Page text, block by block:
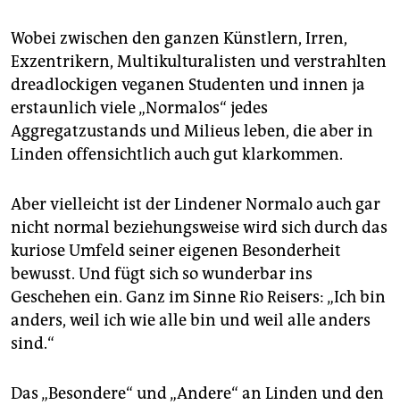
Wobei zwischen den ganzen Künstlern, Irren,
Exzentrikern, Multikulturalisten und verstrahlten
dreadlockigen veganen Studenten und innen ja
erstaunlich viele „Normalos“ jedes
Aggregatzustands und Milieus leben, die aber in
Linden offensichtlich auch gut klarkommen.
Aber vielleicht ist der Lindener Normalo auch gar
nicht normal beziehungsweise wird sich durch das
kuriose Umfeld seiner eigenen Besonderheit
bewusst. Und fügt sich so wunderbar ins
Geschehen ein. Ganz im Sinne Rio Reisers: „Ich bin
anders, weil ich wie alle bin und weil alle anders
sind.“
Das „Besondere“ und „Andere“ an Linden und den